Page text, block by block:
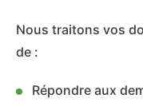
Nous traitons vos
de :
Répondre aux